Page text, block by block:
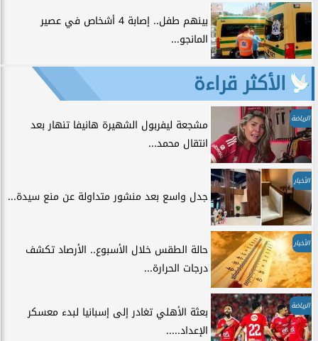
بينهم طفل.. إصابة 4 أشخاص في عصير
المانجو...
الأكثر قراءة
الرياضة
مشجعة ليفربول الشهيرة هانيفا تنهار بعد
انتقال محمد...
الأخبار
جدل واسع بعد منشور متداولة عن منع سيدة...
الأخبار
حالة الطقس خلال الأسبوع.. الأرصاد تكشف
درجات الحرارة...
الرياضة
بعثة الأهلي تغادر إلى إسبانيا لبدء معسكر
الإعداد.....